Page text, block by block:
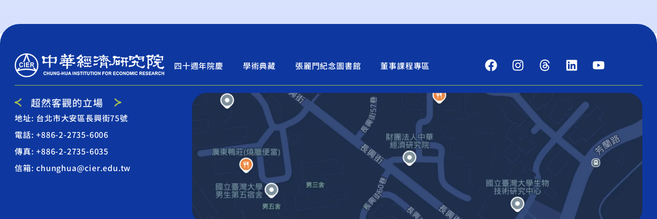
四十週年院慶 學術典藏 張麗門紀念圖書館 董事課程專區
地址: 台北市大安區長興街75號
電話: +886-2-2735-6006
傳真: +886-2-2735-6035
信箱: chunghua@cier.edu.tw